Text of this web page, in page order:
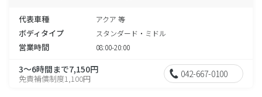
代表車種 アクア 等
ボディタイプ スタンダード・ミドル
営業時間 08:00-20:00
3～6時間まで7,150円
免責補償制度1,100円 042-667-0100